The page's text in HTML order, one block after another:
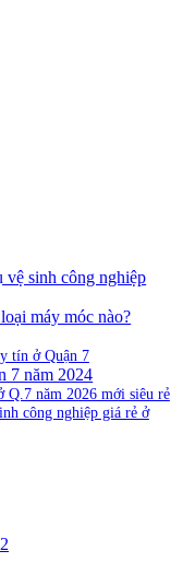
sinh công nghiệp
máy móc nào?
tín ở Quận 7
7 năm 2024
Q.7 năm 2026 mới siêu rẻ
công nghiệp giá rẻ ở